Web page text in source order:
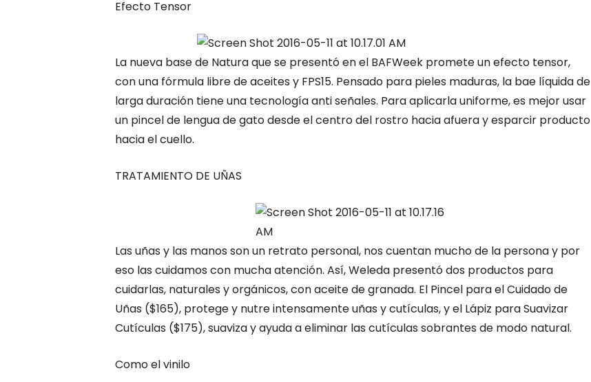
Efecto Tensor
La nueva base de Natura que se presentó en el BAFWeek promete un efecto tensor,
con una fórmula libre de aceites y FPS15. Pensado para pieles maduras, la bae líquida de
larga duración tiene una tecnología anti señales. Para aplicarla uniforme, es mejor usar
un pincel de lengua de gato desde el centro del rostro hacia afuera y esparcir producto
hacia el cuello.
TRATAMIENTO DE UÑAS
Las uñas y las manos son un retrato personal, nos cuentan mucho de la persona y por
eso las cuidamos con mucha atención. Así, Weleda presentó dos productos para
cuidarlas, naturales y orgánicos, con aceite de granada. El Pincel para el Cuidado de
Uñas ($165), protege y nutre intensamente uñas y cutículas, y el Lápiz para Suavizar
Cutículas ($175), suaviza y ayuda a eliminar las cutículas sobrantes de modo natural.
Como el vinilo